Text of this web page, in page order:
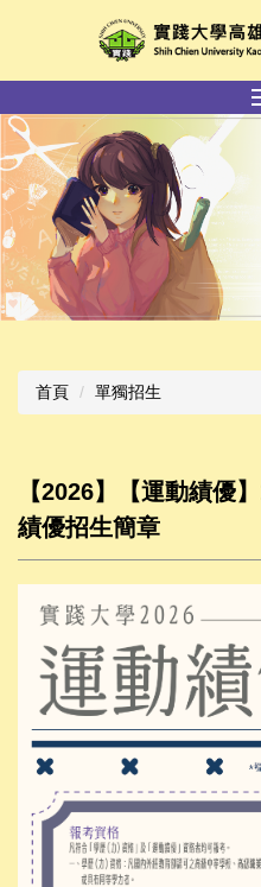
內
容
區
首頁 單獨招生
【2026】【運動績優
績優招生簡章